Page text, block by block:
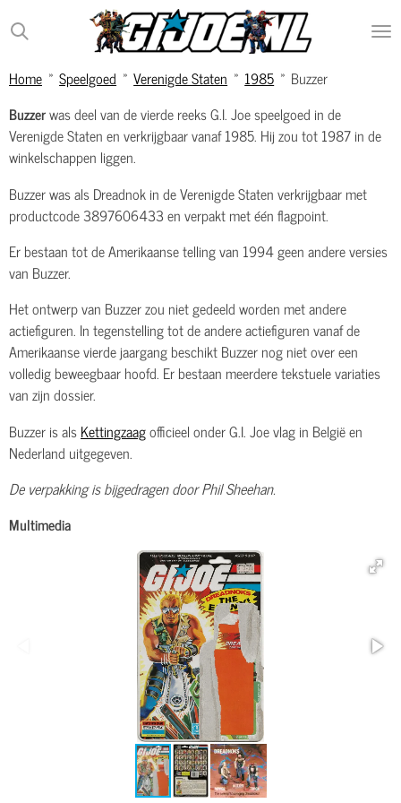
Ga
direct
de
Home » Speelgoed » Verenigde Staten » 1985 » Buzzer
Buzzerwas deel van de vierde reeks G.I. Joe speelgoed in de
Verenigde Staten en verkrijgbaar vanaf 1985. Hij zou tot 1987 in de
winkelschappen liggen.
Buzzer was als Dreadnok in de Verenigde Staten verkrijgbaar met
productcode 3897606433 en verpakt met één flagpoint.
Er bestaan tot de Amerikaanse telling van 1994 geen andere versies
van Buzzer.
Het ontwerp van Buzzer zou niet gedeeld worden met andere
actiefiguren. In tegenstelling tot de andere actiefiguren vanaf de
Amerikaanse vierde jaargang beschikt Buzzer nog niet over een
volledig beweegbaar hoofd. Er bestaan meerdere tekstuele variaties
van zijn dossier.
Buzzer is alsKettingzaagofficieel onder G.I. Joe vlag in België en
Nederland uitgegeven.
De verpakking is bijgedragen door Phil Sheehan.
Multimedia